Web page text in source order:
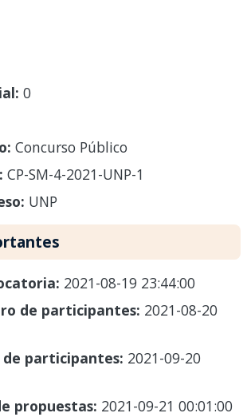
0
Concurso Público
CP-SM-4-2021-UNP-1
UNP
2021-08-19 23:44:00
de participantes: 2021-08-20
participantes: 2021-09-20
propuestas: 2021-09-21 00:01:00